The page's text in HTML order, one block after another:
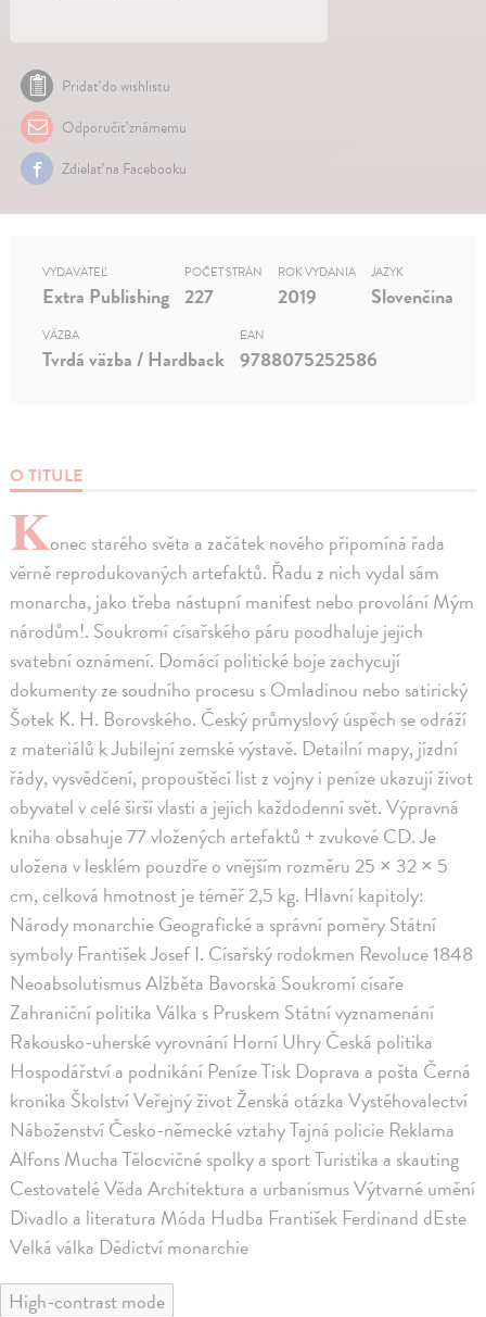
Pridať do wishlistu
Odporučiť známemu
Zdielať na Facebooku
O TITULE
Konec starého světa a začátek nového připomíná řada
věrně reprodukovaných artefaktů. Řadu z nich vydal sám
monarcha, jako třeba nástupní manifest nebo provolání Mým
národům!. Soukromí císařského páru poodhaluje jejich
svatební oznámení. Domácí politické boje zachycují
dokumenty ze soudního procesu s Omladinou nebo satirický
Šotek K. H. Borovského. Český průmyslový úspěch se odráží
z materiálů k Jubilejní zemské výstavě. Detailní mapy, jízdní
řády, vysvědčení, propouštěcí list z vojny i peníze ukazují život
obyvatel v celé širší vlasti a jejich každodenní svět. Výpravná
kniha obsahuje 77 vložených artefaktů + zvukové CD. Je
uložena v lesklém pouzdře o vnějším rozměru 25 × 32 × 5
cm, celková hmotnost je téměř 2,5 kg. Hlavní kapitoly:
Národy monarchie Geografické a správní poměry Státní
symboly František Josef I. Císařský rodokmen Revoluce 1848
Neoabsolutismus Alžběta Bavorská Soukromí císaře
Zahraniční politika Válka s Pruskem Státní vyznamenání
Rakousko-uherské vyrovnání Horní Uhry Česká politika
Hospodářství a podnikání Peníze Tisk Doprava a pošta Černá
kronika Školství Veřejný život Ženská otázka Vystěhovalectví
Náboženství Česko-německé vztahy Tajná policie Reklama
Alfons Mucha Tělocvičné spolky a sport Turistika a skauting
Cestovatelé Věda Architektura a urbanismus Výtvarné umění
Divadlo a literatura Móda Hudba František Ferdinand dEste
Velká válka Dědictví monarchie
VYDAVATEĽ
Extra Publishing
POČET STRÁN
227
ROK VYDANIA
2019
JAZYK
Slovenčina
VÄZBA
Tvrdá väzba / Hardback
EAN
9788075252586
High-contrast mode